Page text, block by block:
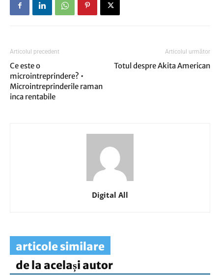
Articolul precedent
Ce este o
microintreprindere? •
Microintreprinderile raman
inca rentabile
Articolul următor
Totul despre Akita American
Digital All
articole similare
de la același autor